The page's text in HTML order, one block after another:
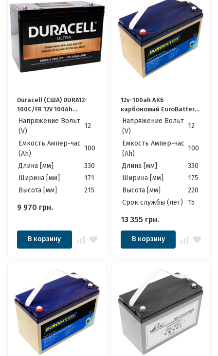
Duracell (США) DURA12-
100C/FR 12V 100Ah
Качественные идеально
для Котла, Инвертора,
Солнечных
Напряжение Вольт
(V)
12
Емкость Ампер-час
(Ah)
100
Длина [мм]
330
Ширина [мм]
171
Высота [мм]
215
9 970 грн.
В корзину
12v-100ah АКБ
карбоновый EuroBattery
JPC12-100 DZM (12в 100Аг)
Качественные идеально
ИБП, Панелей
Солнечных
Напряжение Вольт
(V)
12
Емкость Ампер-час
(Ah)
100
Длина [мм]
330
Ширина [мм]
175
Высота [мм]
220
Cрок службы (лет)
15
13 355 грн.
В корзину